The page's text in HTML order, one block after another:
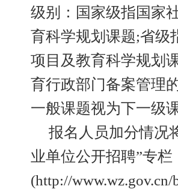
级别：国家级指国家
育科学规划课题;省级
项目及教育科学规划
育行政部门备案管理
一般课题视为下一级
报名人员加分情况
业单位公开招聘”专栏
(http://